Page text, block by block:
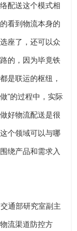
配送这个模式相
看到物流本身的
座了，还可以众
的，因为毕竟铁
是联运的枢纽，
"的过程中，实际
好物流配送是很
个领域可以与哪
绕产品和需求入
通部研究室副主
流渠道防控方